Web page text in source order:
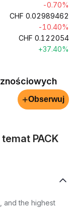
-0.70%
CHF 0.02989462
-10.40%
CHF 0.122054
+37.40%
+Obserwuj
PACK
and the highest